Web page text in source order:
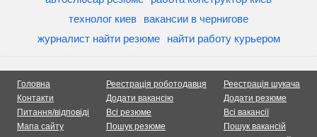
технолог киев
вакансии в чернигове
журналист найти резюме
найти работу курьером
Головна
Контакти
Питання/відповіді
Мапа сайту
Реестрація роботодавця
Додати вакансію
Всі резюме
Пошук резюме
Реестрація шукача
Додати резюме
Всі вакансії
Пошук вакансій